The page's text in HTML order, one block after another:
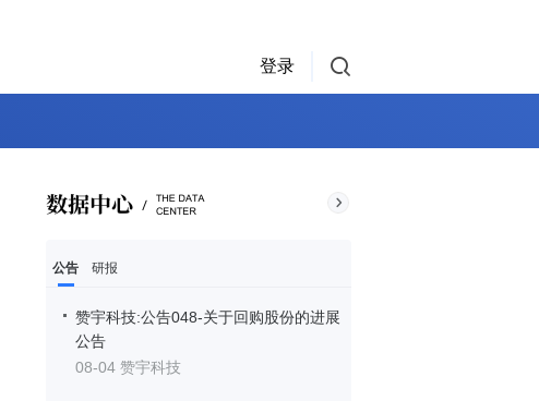
登录
公告 研报
赞宇科技:公告048-关于回购股份的进展
公告
08-04 赞宇科技